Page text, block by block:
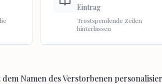
Eintrag
Trostspendende Zeilen
hinterlassen
Namen des Verstorbenen